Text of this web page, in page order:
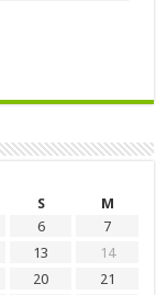
S
M
6
7
13
14
20
21